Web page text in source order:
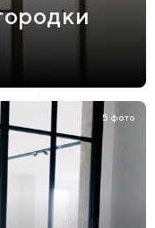
5 фото